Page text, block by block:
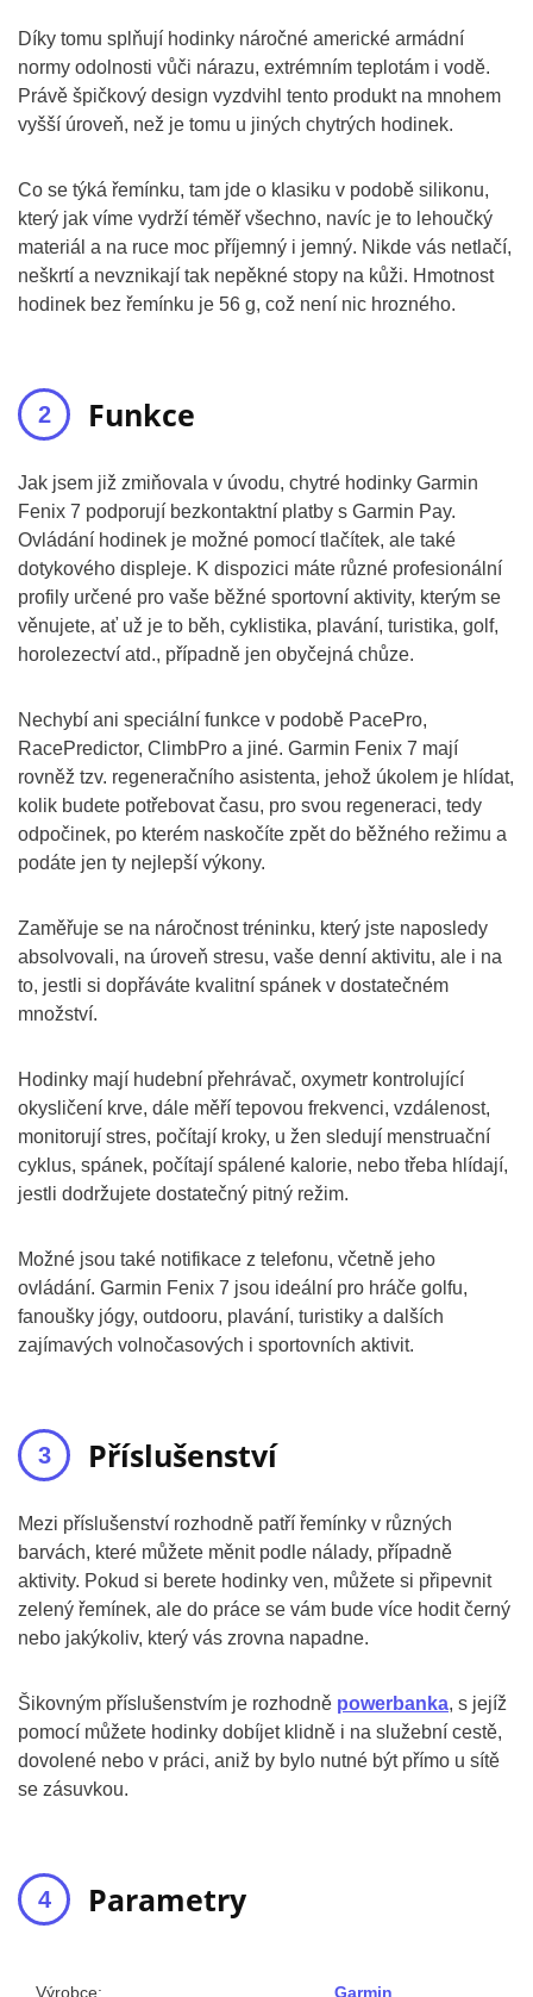
Díky tomu splňují hodinky náročné americké armádní
normy odolnosti vůči nárazu, extrémním teplotám i vodě.
Právě špičkový design vyzdvihl tento produkt na mnohem
vyšší úroveň, než je tomu u jiných chytrých hodinek.
Co se týká řemínku, tam jde o klasiku v podobě silikonu,
který jak víme vydrží téměř všechno, navíc je to lehoučký
materiál a na ruce moc příjemný i jemný. Nikde vás netlačí,
neškrtí a nevznikají tak nepěkné stopy na kůži. Hmotnost
hodinek bez řemínku je 56 g, což není nic hrozného.
Funkce
Jak jsem již zmiňovala v úvodu, chytré hodinky Garmin
Fenix 7 podporují bezkontaktní platby s Garmin Pay.
Ovládání hodinek je možné pomocí tlačítek, ale také
dotykového displeje. K dispozici máte různé profesionální
profily určené pro vaše běžné sportovní aktivity, kterým se
věnujete, ať už je to běh, cyklistika, plavání, turistika, golf,
horolezectví atd., případně jen obyčejná chůze.
Nechybí ani speciální funkce v podobě PacePro,
RacePredictor, ClimbPro a jiné. Garmin Fenix 7 mají
rovněž tzv. regeneračního asistenta, jehož úkolem je hlídat,
kolik budete potřebovat času, pro svou regeneraci, tedy
odpočinek, po kterém naskočíte zpět do běžného režimu a
podáte jen ty nejlepší výkony.
Zaměřuje se na náročnost tréninku, který jste naposledy
absolvovali, na úroveň stresu, vaše denní aktivitu, ale i na
to, jestli si dopřáváte kvalitní spánek v dostatečném
množství.
Hodinky mají hudební přehrávač, oxymetr kontrolující
okysličení krve, dále měří tepovou frekvenci, vzdálenost,
monitorují stres, počítají kroky, u žen sledují menstruační
cyklus, spánek, počítají spálené kalorie, nebo třeba hlídají,
jestli dodržujete dostatečný pitný režim.
Možné jsou také notifikace z telefonu, včetně jeho
ovládání. Garmin Fenix 7 jsou ideální pro hráče golfu,
fanoušky jógy, outdooru, plavání, turistiky a dalších
zajímavých volnočasových i sportovních aktivit.
Příslušenství
Mezi příslušenství rozhodně patří řemínky v různých
barvách, které můžete měnit podle nálady, případně
aktivity. Pokud si berete hodinky ven, můžete si připevnit
zelený řemínek, ale do práce se vám bude více hodit černý
nebo jakýkoliv, který vás zrovna napadne.
Šikovným příslušenstvím je rozhodně powerbanka, s jejíž
pomocí můžete hodinky dobíjet klidně i na služební cestě,
dovolené nebo v práci, aniž by bylo nutné být přímo u sítě
se zásuvkou.
Parametry
Výrobce: Garmin